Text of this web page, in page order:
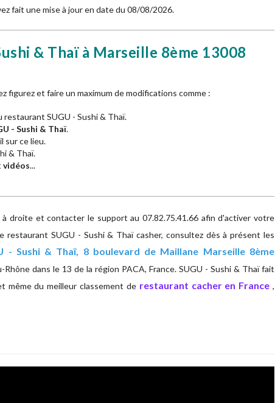
fait une mise à jour en date du 08/08/2026.
& Thaï à Marseille 8ème 13008
figurez et faire un maximum de modifications comme :
restaurant SUGU - Sushi & Thaï.
- Sushi & Thaï.
sur ce lieu.
& Thaï.
vidéos...
droite et contacter le support au 07.82.75.41.66 afin d'activer votre
SUGU - Sushi & Thaï casher, consultez dès à présent les
- Sushi & Thaï, 8 boulevard de Maillane Marseille 8ème
dans le 13 de la région PACA, France. SUGU - Sushi & Thaï fait
même du meilleur classement de restaurant cacher en France ,